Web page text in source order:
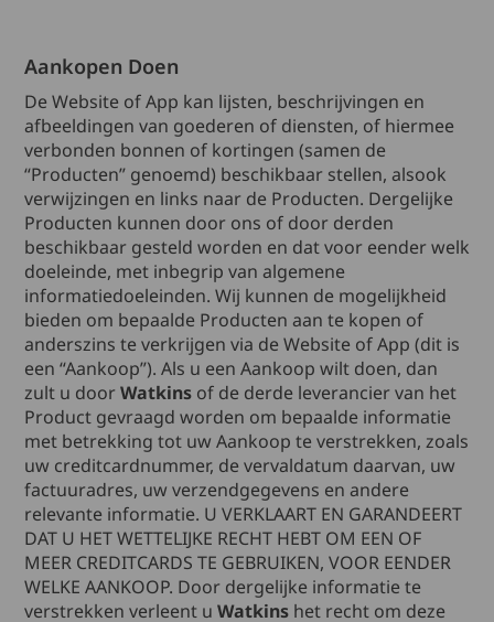
Aankopen Doen
De Website of App kan lijsten, beschrijvingen en
afbeeldingen van goederen of diensten, of hiermee
verbonden bonnen of kortingen (samen de
“Producten” genoemd) beschikbaar stellen, alsook
verwijzingen en links naar de Producten. Dergelijke
Producten kunnen door ons of door derden
beschikbaar gesteld worden en dat voor eender welk
doeleinde, met inbegrip van algemene
informatiedoeleinden. Wij kunnen de mogelijkheid
bieden om bepaalde Producten aan te kopen of
anderszins te verkrijgen via de Website of App (dit is
een “Aankoop”). Als u een Aankoop wilt doen, dan
zult u doorWatkins of de derde leverancier van het
Product gevraagd worden om bepaalde informatie
met betrekking tot uw Aankoop te verstrekken, zoals
uw creditcardnummer, de vervaldatum daarvan, uw
factuuradres, uw verzendgegevens en andere
relevante informatie. U VERKLAART EN GARANDEERT
DAT U HET WETTELIJKE RECHT HEBT OM EEN OF
MEER CREDITCARDS TE GEBRUIKEN, VOOR EENDER
WELKE AANKOOP. Door dergelijke informatie te
verstrekken verleent u Watkins het recht om deze